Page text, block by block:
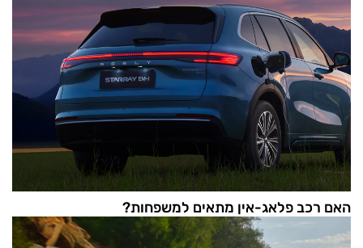
האם רכב פלאג-אין מתאים למשפחות?